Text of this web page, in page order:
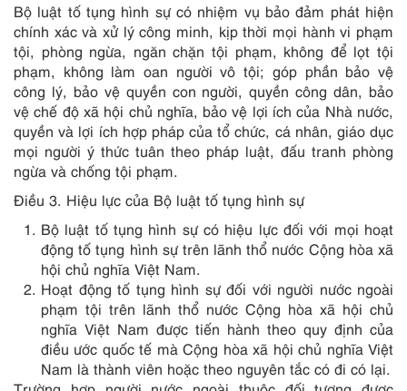
Bộ luật tố tụng hình sự có nhiệm vụ bảo đảm phát hiện
chính xác và xử lý công minh, kịp thời mọi hành vi phạm
tội, phòng ngừa, ngăn chặn tội phạm, không để lọt tội
phạm, không làm oan người vô tội; góp phần bảo vệ
công lý, bảo vệ quyền con người, quyền công dân, bảo
vệ chế độ xã hội chủ nghĩa, bảo vệ lợi ích của Nhà nước,
quyền và lợi ích hợp pháp của tổ chức, cá nhân, giáo dục
mọi người ý thức tuân theo pháp luật, đấu tranh phòng
ngừa và chống tội phạm.
Điều 3. Hiệu lực của Bộ luật tố tụng hình sự
Bộ luật tố tụng hình sự có hiệu lực đối với mọi hoạt
động tố tụng hình sự trên lãnh thổ nước Cộng hòa xã
hội chủ nghĩa Việt Nam.
Hoạt động tố tụng hình sự đối với người nước ngoài
phạm tội trên lãnh thổ nước Cộng hòa xã hội chủ
nghĩa Việt Nam được tiến hành theo quy định của
điều ước quốc tế mà Cộng hòa xã hội chủ nghĩa Việt
Nam là thành viên hoặc theo nguyên tắc có đi có lại.